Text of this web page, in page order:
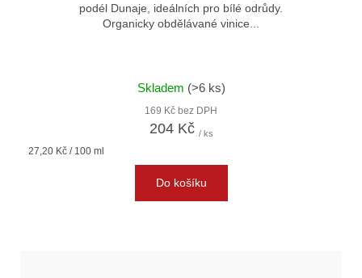
podél Dunaje, ideálních pro bílé odrůdy.
Organicky obdělávané vinice...
Skladem (>6 ks)
169 Kč bez DPH
204 Kč / ks
Měrná
27,20 Kč / 100 ml
Do košíku